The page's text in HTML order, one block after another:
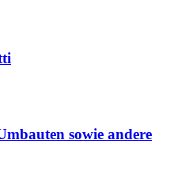
sowie andere